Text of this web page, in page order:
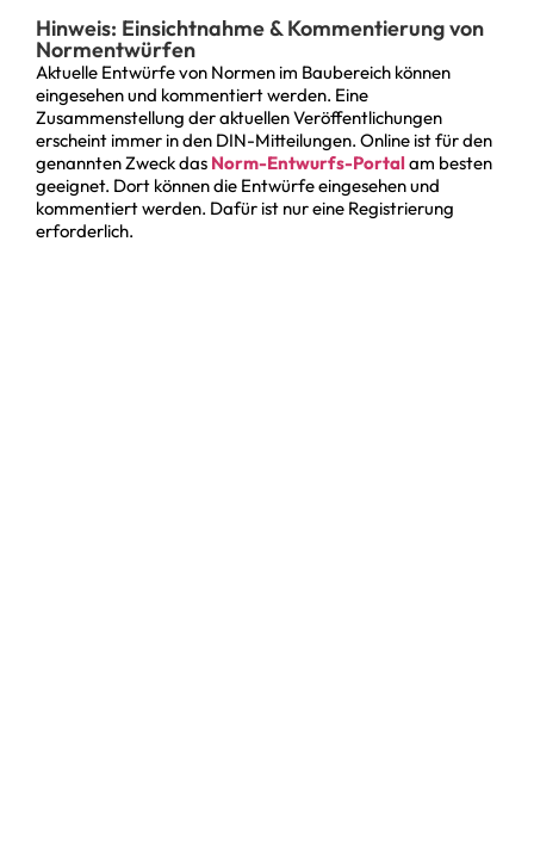
Hinweis: Einsichtnahme & Kommentierung von
Normentwürfen
Aktuelle Entwürfe von Normen im Baubereich können
eingesehen und kommentiert werden. Eine
Zusammenstellung der aktuellen Veröffentlichungen
erscheint immer in den DIN-Mitteilungen. Online ist für den
genannten Zweck das Norm-Entwurfs-Portal am besten
geeignet. Dort können die Entwürfe eingesehen und
kommentiert werden. Dafür ist nur eine Registrierung
erforderlich.